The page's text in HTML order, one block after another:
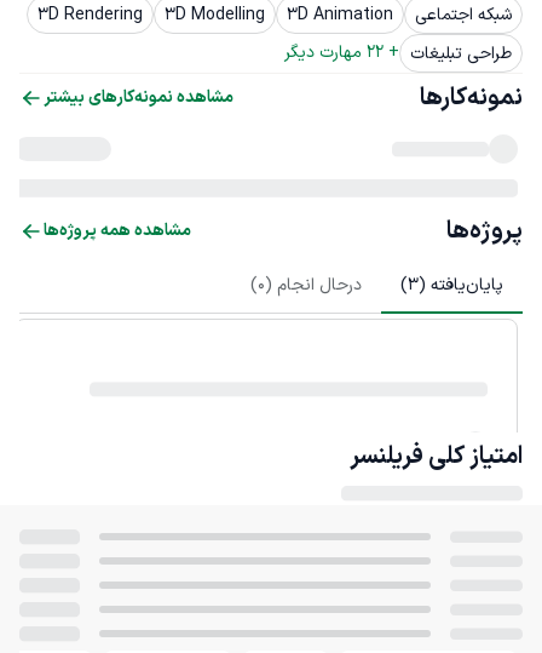
شبکه اجتماعی
3D Animation
3D Modelling
3D Rendering
طراحی تبلیغات +
22 مهارت دیگر
نمونه‌کارها مشاهده نمونه‌کارهای بیشتر
پروژه‌ها مشاهده همه پروژه‌ها
پایان‌یافته (3
) درحال انجام (0
)
امتیاز کلی فریلنسر